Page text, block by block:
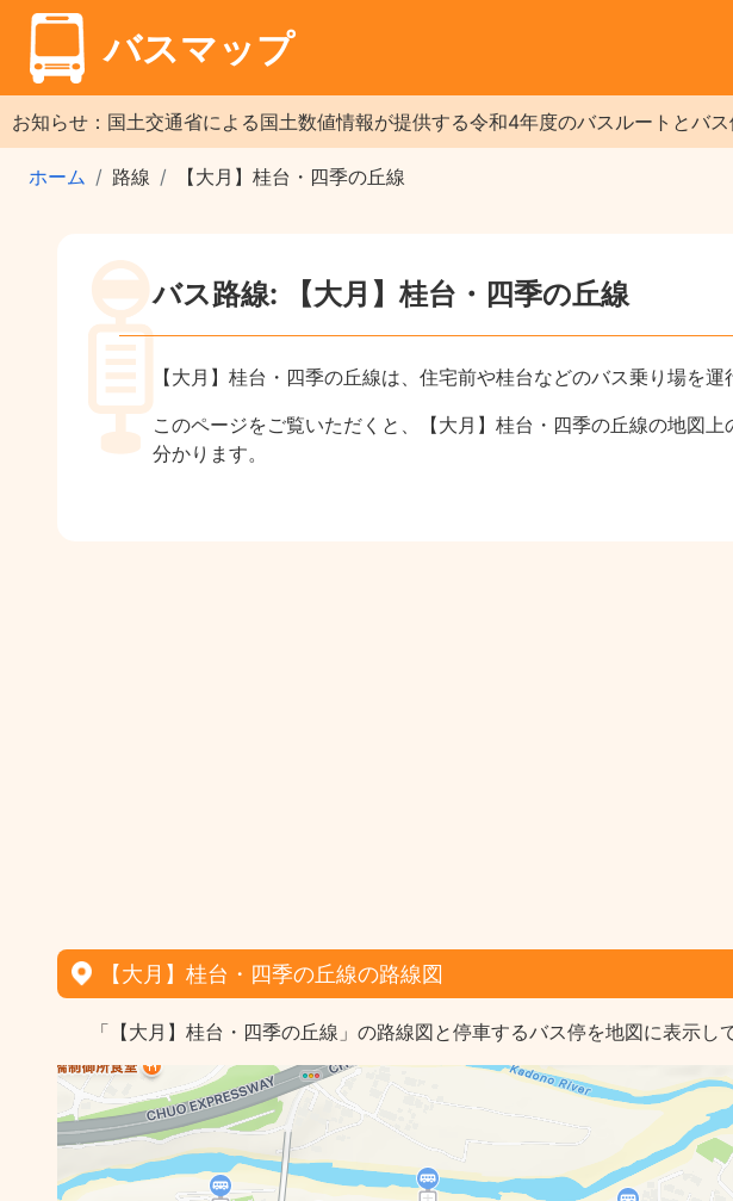
バスマップ
お知らせ：国土交通省による国土数値情報が提供する令和4年度のバスルートとバス
ホーム 路線 【大月】桂台・四季の丘線
バス路線: 【大月】桂台・四季の丘線
【大月】桂台・四季の丘線は、住宅前や桂台などのバス乗り場を
このページをご覧いただくと、【大月】桂台・四季の丘線の地図
分かります。
【大月】桂台・四季の丘線の路線図
「【大月】桂台・四季の丘線」の路線図と停車するバス停を地図に表示し